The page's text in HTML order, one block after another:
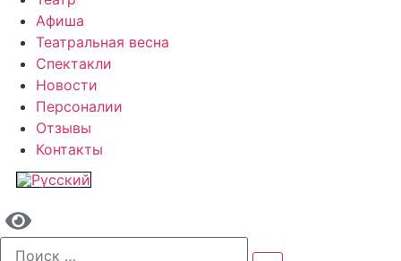
Афиша
Театральная весна
Спектакли
Новости
Персоналии
Отзывы
Контакты